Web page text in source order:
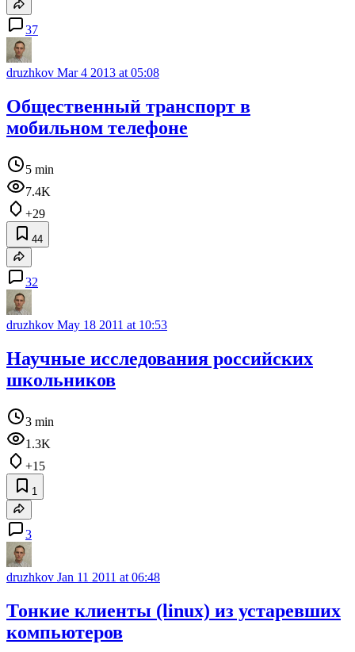
37
druzhkov Mar 4 2013 at 05:08
Общественный транспорт в
мобильном телефоне
5 min
7.4K
+29
44
32
druzhkov May 18 2011 at 10:53
Научные исследования российских
школьников
3 min
1.3K
+15
1
3
druzhkov Jan 11 2011 at 06:48
Тонкие клиенты (linux) из устаревших
компьютеров